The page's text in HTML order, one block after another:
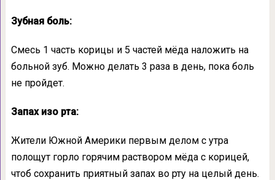
Зубная боль:
Смесь 1 часть корицы и 5 частей мёда наложить на
больной зуб. Можно делать 3 раза в день, пока боль
не пройдет.
Запах изо рта:
Жители Южной Америки первым делом с утра
полощут горло горячим раствором мёда с корицей,
чтоб сохранить приятный запах во рту на целый день.